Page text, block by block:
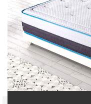
Series Pocket Springs